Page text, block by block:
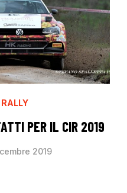
PER IL CIR 2019
2019